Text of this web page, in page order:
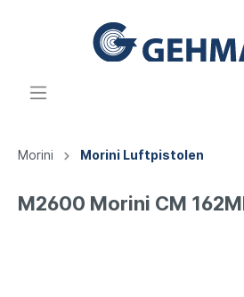
Morini Morini Luftpistolen
M2600 Morini CM